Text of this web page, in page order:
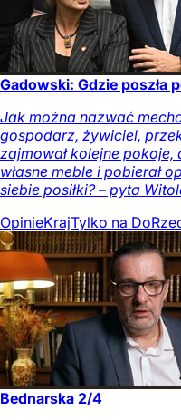
Gadowski: Gdzie poszła
Jak można nazwać
gospodarz, żywiciel,
zajmował kolejne pokoje,
własne meble i pobierał
siebie posiłki? – pyta
OpinieKrajTylko na
Bednarska 2/4